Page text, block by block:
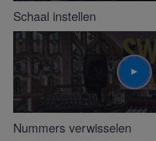
Schaal instellen
Play
Nummers verwisselen